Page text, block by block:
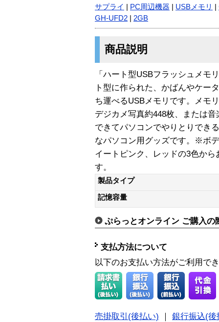
サプライ PC周辺機器 USBメモリ
GH-UFD2
2GB
商品説明
「ハート型USBフラッシュメモ
ト型に作られた、かばんやケー
ち運べるUSBメモリです。メモ
デジカメ写真約448枚、または
できてパソコンでやりとりでき
なパソコン用グッズです。※ボ
イートピンク、レッドの3色か
す。
製品タイプ
記憶容量
ぷらっとオンライン ご購入の
支払方法について
以下のお支払い方法がご利用で
売掛取引(後払い)
銀行振込(後